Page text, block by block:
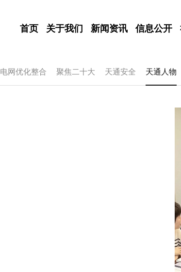
首页 关于我们 新闻资讯 信息公开
电网优化整合 聚焦二十大 天通安全 天通人物